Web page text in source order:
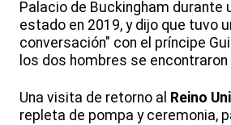
Palacio de Buckingham durante
estado en 2019, y dijo que tuvo
conversación" con el príncipe
los dos hombres se
Una visita de retorno al Reino
repleta de pompa y ceremonia,